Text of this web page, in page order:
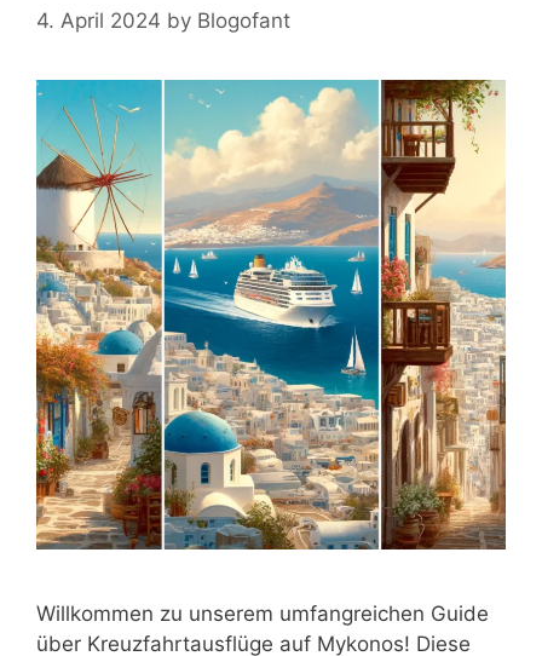
4. April 2024 by Blogofant
Willkommen zu unserem umfangreichen Guide
über Kreuzfahrtausflüge auf Mykonos! Diese